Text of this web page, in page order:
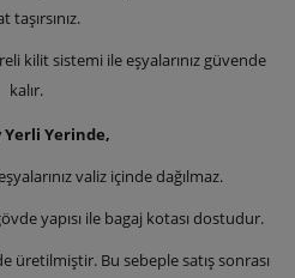
taşırsınız.
kilit sistemi ile eşyalarınız güvende
kalır.
Yerli Yerinde,
valiz içinde dağılmaz.
yapısı ile bagaj kotası dostudur.
Bu sebeple satış sonrası